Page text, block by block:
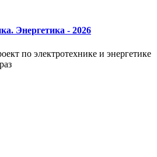
Энергетика - 2026
по электротехнике и энергетике